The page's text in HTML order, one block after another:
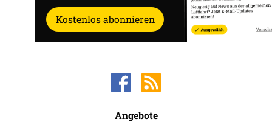
Kostenlos abonnieren
Angebote